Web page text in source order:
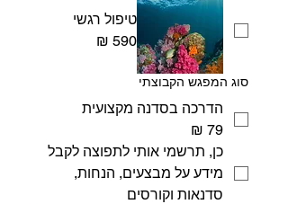
טיפול רגשי
סוג המפגש הקבוצתי
הדרכה בסדנה מקצועית
סדנאות וקורסים